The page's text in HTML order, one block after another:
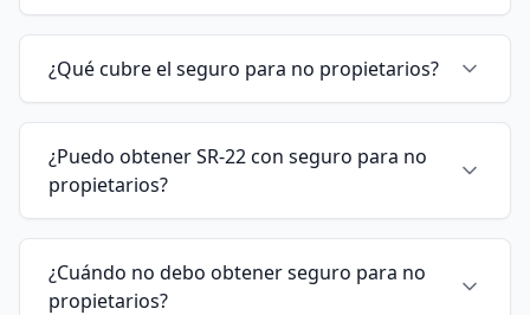
¿Qué cubre el seguro para no propietarios?
¿Puedo obtener SR-22 con seguro para no
propietarios?
¿Cuándo no debo obtener seguro para no
propietarios?